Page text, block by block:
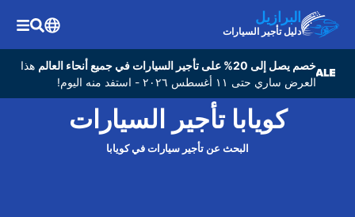
البرازيل
دليل تأجير السيارات
خصم يصل إلى 20% على تأجير السيارات في جميع أنحاء العالم
هذا
العرض ساري حتى ١١ أغسطس ٢٠٢٦ - استفد منه اليوم!
كويابا تأجير السيارات
البحث عن تأجير سيارات في كويابا